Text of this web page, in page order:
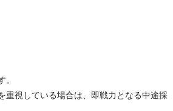
重視している場合は、即戦力となる中途採